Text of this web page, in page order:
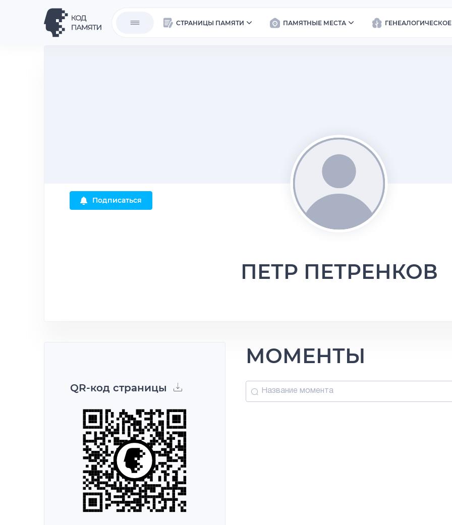
СТРАНИЦЫ ПАМЯТИ ПАМЯТНЫЕ МЕСТА
Подписаться
ПЕТР ПЕТРЕНКОВ
QR-код страницы
МОМЕНТЫ